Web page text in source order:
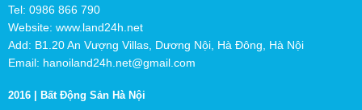
Tel: 0986 866 790
Website: www.land24h.net
Add: B1.20 An Vượng Villas, Dương Nội, Hà Đông, Hà Nội
Email: hanoiland24h.net@gmail.com
2016 | Bất Động Sản Hà Nội